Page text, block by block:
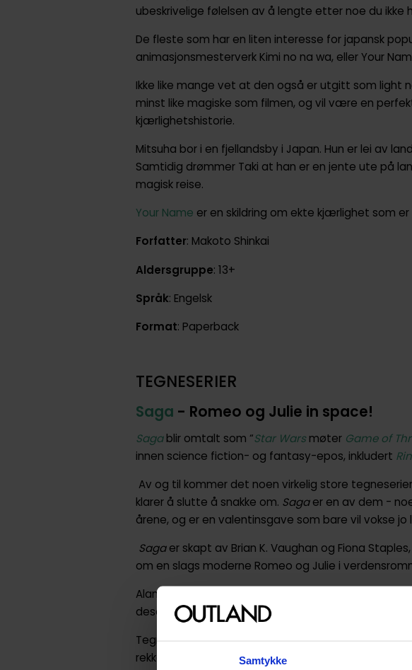
Samtykke
ubeskrivelige følelsen av å lengte etter noe du ikke
De fleste som har en liten interesse for japansk
animasjonsmesterverk Kimi no na wa, eller Your
Ikke like mange vet at den også er utgitt som light
minst like magiske som filmen, og vil være en
kjærlighetshistorie.
Mitsuha bor i en fjellandsby i Japan. Hun er lei av
Samtidig drømmer Taki at han er en jente ute på
magisk reise.
Your Name er en skildring om ekte kjærlighet som
Forfatter: Makoto Shinkai
Aldersgruppe: 13+
Språk: Engelsk
Format: Paperback
TEGNESERIER
Saga - Romeo og Julie in space!
Sagablir omtalt som “Star Warsmøter Game of
innen science fiction- og fantasy-epos, inkludert
Av og til kommer det noen virkelig store
klarer å slutte å snakke om. Sagaer en av dem -
årene, og er en valentinsgave som bare vil vokse jo
Sagaer skapt av Brian K. Vaughan og Fiona
om en slags moderne Romeo og Julie i
Alana og Marko - et usannsynlig par fra
desertert, mens de strever med å ta vare på sin
Tegneserien har vunnet både
rekke tilleggspriser til skaperne for både beste